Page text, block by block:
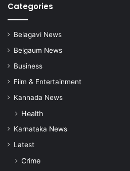
Categories
Belagavi News
Belgaum News
Business
Film & Entertainment
Kannada News
Health
Karnataka News
Latest
Crime